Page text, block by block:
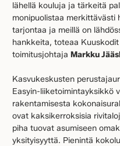
lähellä kouluja ja tärkeitä
monipuolistaa merkittävästi
tarjontaa ja meillä on
hankkeita, toteaa
toimitusjohtaja Markku
Kasvukeskusten
Easyin-liiketoimintayksikkö
rakentamisesta
ovat kaksikerroksisia
piha tuovat asumiseen
yksityisyyttä. Pienintä